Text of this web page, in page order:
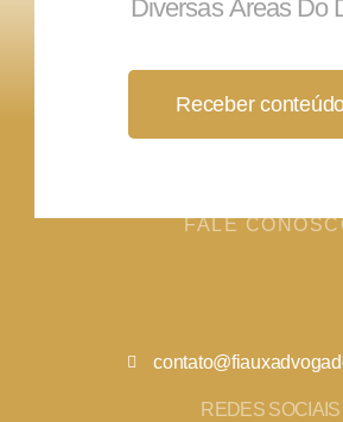
Diversas Áreas Do
Receber
FALE
REDES SOCIAIS